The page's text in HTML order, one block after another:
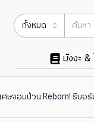
ทั้งหมด
มังงะ &
ษจอมป่วน Reborn! รีบอ